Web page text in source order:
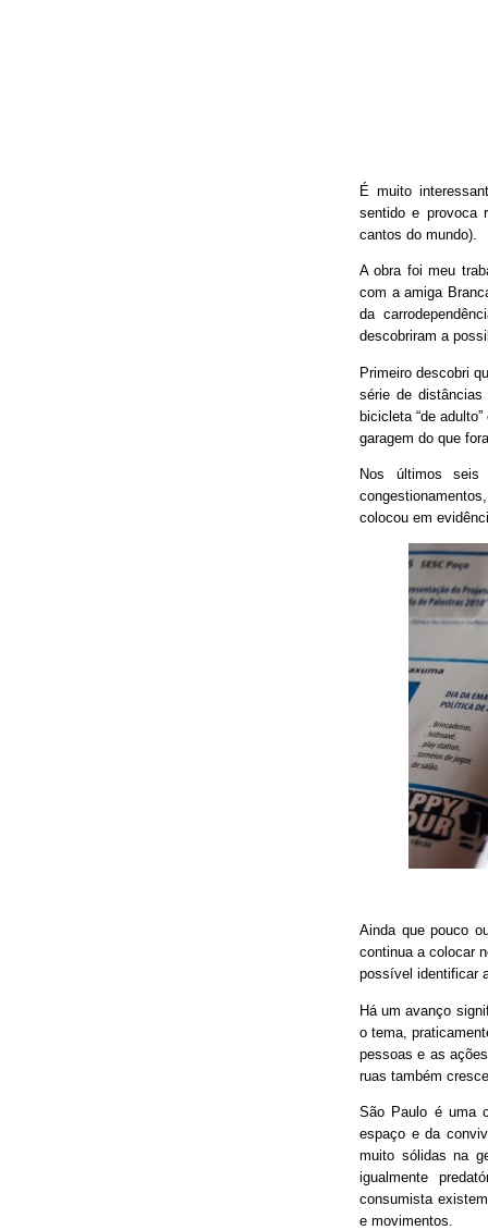
É muito
sentido e provoca
cantos do mundo).
A obra foi meu
com a amiga
da
descobriram a
Primeiro descobri
série de distâncias
bicicleta “de
garagem do que
Nos últimos seis
colocou em
Ainda que pouco
continua a colocar
possível identificar
Há um avanço
o tema,
pessoas e as
ruas também
São Paulo é uma
espaço e da
muito sólidas na
igualmente
consumista
e movimentos.